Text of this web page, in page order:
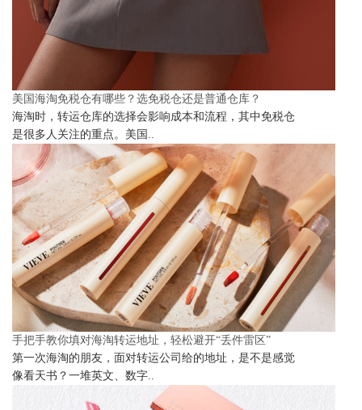
美国海淘免税仓有哪些？选免税仓还是普通仓库？
海淘时，转运仓库的选择会影响成本和流程，其中免税仓
是很多人关注的重点。美国..
手把手教你填对海淘转运地址，轻松避开“丢件雷区”
第一次海淘的朋友，面对转运公司给的地址，是不是感觉
像看天书？一堆英文、数字..